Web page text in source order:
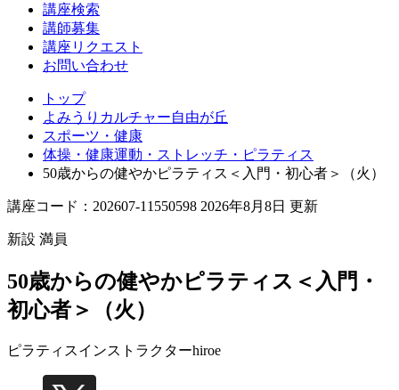
講座検索
講師募集
講座リクエスト
お問い合わせ
トップ
よみうりカルチャー自由が丘
スポーツ・健康
体操・健康運動・ストレッチ・ピラティス
50歳からの健やかピラティス＜入門・初心者＞（火）
講座コード：202607-11550598 2026年8月8日 更新
新設 満員
50歳からの健やかピラティス＜入門・
初心者＞（火）
ピラティスインストラクターhiroe